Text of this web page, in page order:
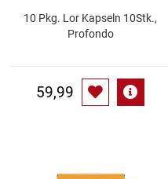
10 Pkg. Lor Kapseln 10Stk.,
Profondo
59,99